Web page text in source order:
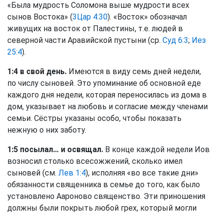
«Была мудрость Соломона выше мудрости всех
сынов Востока» (3Цар 4:30). «Восток» обозначал
живущих на восток от Палестины, т.е. людей в
северной части Аравийской пустыни (ср. Суд 6:3; Иез
25:4).
1:4 в свой день. Имеются в виду семь дней недели,
по числу сыновей. Это упоминание об основной еде
каждого дня недели, которая переносилась из дома в
дом, указывает на любовь и согласие между членами
семьи. Сёстры указаны особо, чтобы показать
нежную о них заботу.
1:5 посылал… и освящал. В конце каждой недели Иов
возносил столько всесожжений, сколько имел
сыновей (см. Лев 1:4), исполняя «во все такие дни»
обязанности священника в семье до того, как было
установлено Аароново священство. Эти приношения
должны были покрыть любой грех, который могли